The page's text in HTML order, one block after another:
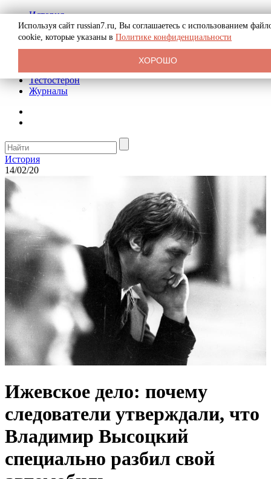
История
Биография
Криминал
Реклама на сайте
Тестостерон
Журналы
История
14/02/20
Ижевское дело: почему
следователи утверждали, что
Владимир Высоцкий
специально разбил свой
Используя сайт russian7.ru, Вы соглашаетесь с использованием
cookie, которые указаны в Политике конфиденциальности
ХОРОШО